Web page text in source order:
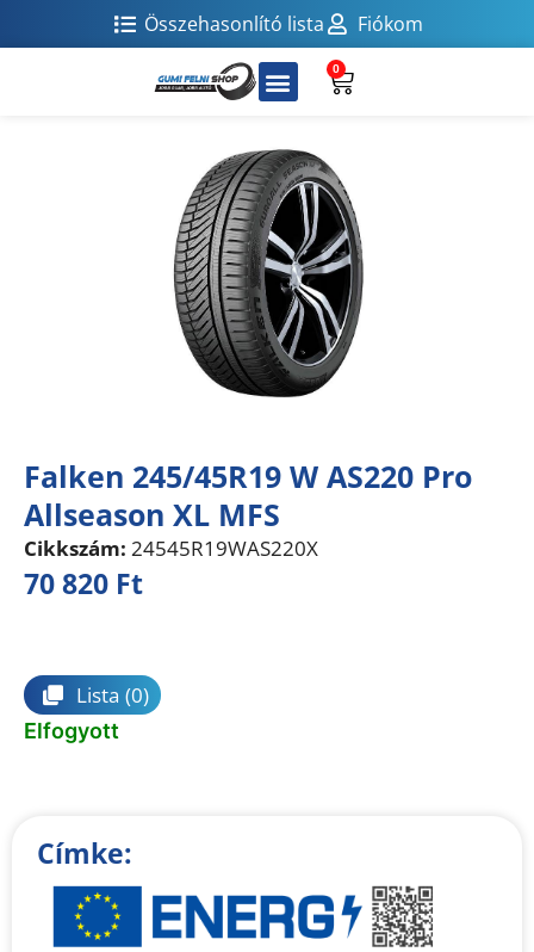
Összehasonlító lista Fiókom
0
Falken 245/45R19 W AS220 Pro
Allseason XL MFS
Cikkszám: 24545R19WAS220X
70 820 Ft
Lista (0)
Elfogyott
Címke: